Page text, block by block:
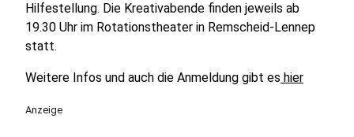
Hilfestellung. Die Kreativabende finden jeweils ab
19.30 Uhr im Rotationstheater in Remscheid-Lennep
statt.
Weitere Infos und auch die Anmeldung gibt es hier
Anzeige